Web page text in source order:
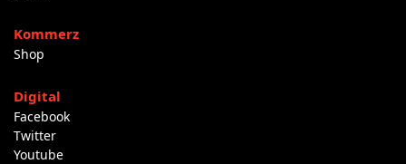
Kommerz
Shop
Digital
Facebook
Twitter
Youtube